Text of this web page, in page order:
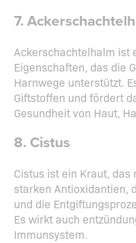
7.
Ackerschachtelhalm ist
Eigenschaften, das die
Harnwege unterstützt.
Giftstoffen und fördert
Gesundheit von Haut,
8. Cistus
Cistus ist ein Kraut,
starken Antioxidantien,
und die
Es wirkt auch
Immunsystem.